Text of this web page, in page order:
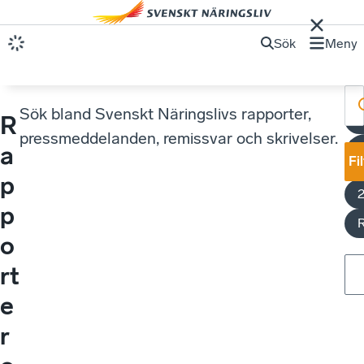
Sök Meny
R
a
p
p
o
rt
e
r
Sök bland Svenskt Näringslivs rapporter,
pressmeddelanden, remissvar och skrivelser.